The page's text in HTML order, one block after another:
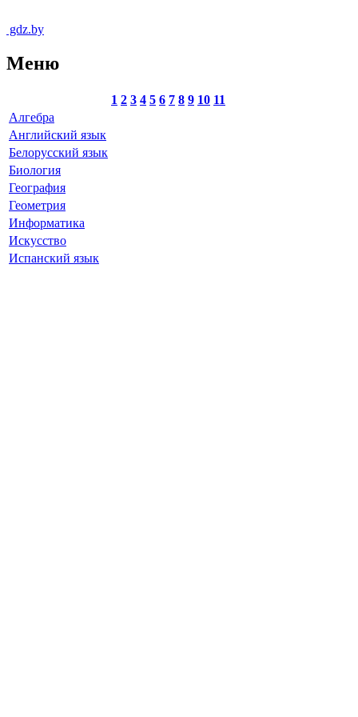
gdz.by
Меню
1 2 3 4 5 6 7 8 9 10 11
Алгебра
Английский язык
Белорусский язык
Биология
География
Геометрия
Информатика
Искусство
Испанский язык